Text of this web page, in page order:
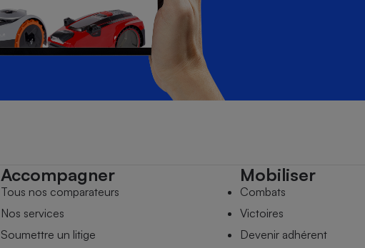
Accompagner
Tous nos comparateurs
Nos services
Soumettre un litige
Mobiliser
Combats
Victoires
Devenir adhérent